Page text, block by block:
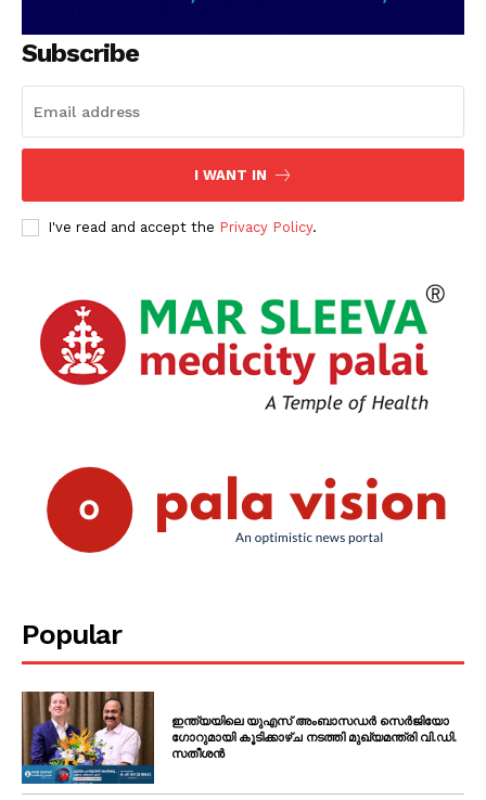
SUBSCRIBE NOW
PALA VISION
Contact us
Subscription Plans
Grievance Redressal
Subscribe
I WANT IN
I've read and accept the Privacy Policy.
Popular
ഇന്ത്യയിലെ യുഎസ് അംബാസഡർ സെർജിയോ
ഗോറുമായി കൂടിക്കാഴ്ച നടത്തി മുഖ്യമന്ത്രി വി.ഡി.
സതീശൻ